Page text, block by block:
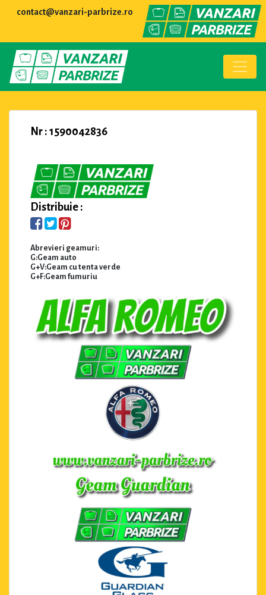
contact@vanzari-parbrize.ro
Nr : 1590042836
Distribuie :
Abrevieri geamuri:
G:Geam auto
G+V:Geam cu tenta verde
G+F:Geam fumuriu